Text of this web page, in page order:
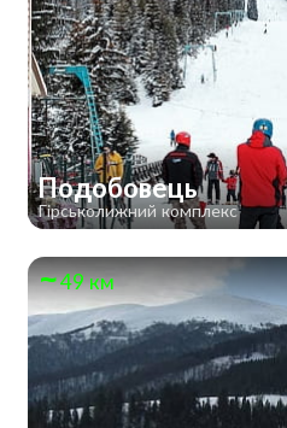
Подобовець
Гірськолижний комплекс
49 км